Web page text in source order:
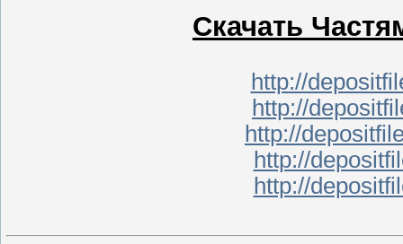
Cкачать
http://
http://
http://
http://
http://